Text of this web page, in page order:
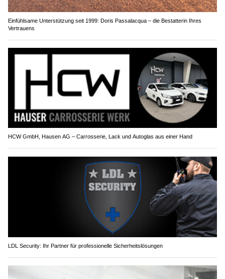
Einfühlsame Unterstützung seit 1999: Doris Passalacqua – die Bestatterin Ihres
Vertrauens
HCW GmbH, Hausen AG – Carrosserie, Lack und Autoglas aus einer Hand
LDL Security: Ihr Partner für professionelle Sicherheitslösungen